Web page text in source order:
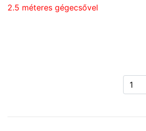
2.5 méteres gégecsővel